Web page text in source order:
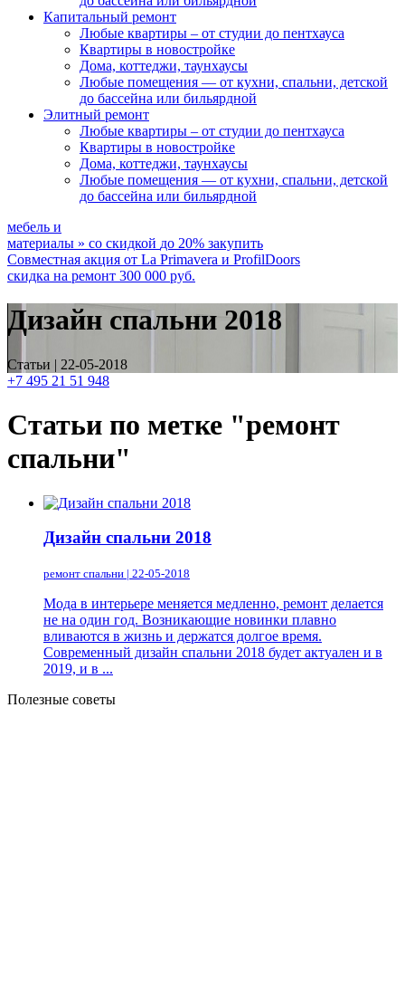
Капитальный ремонт
Любые квартиры – от студии до пентхауса
Квартиры в новостройке
Дома, коттеджи, таунхаусы
Любые помещения — от кухни, спальни, детской
до бассейна или бильярдной
Элитный ремонт
Любые квартиры – от студии до пентхауса
Квартиры в новостройке
Дома, коттеджи, таунхаусы
Любые помещения — от кухни, спальни, детской
до бассейна или бильярдной
мебель и
материалы » со скидкой до 20% закупить
Совместная акция от La Primavera и ProfilDoors
скидка на ремонт 300 000 руб.
Дизайн спальни 2018
Статьи | 22-05-2018
+7 495 21 51 948
Статьи по метке "ремонт
спальни"
Дизайн спальни 2018
ремонт спальни | 22-05-2018
Мода в интерьере меняется медленно, ремонт делается
не на один год. Возникающие новинки плавно
вливаются в жизнь и держатся долгое время.
Современный дизайн спальни 2018 будет актуален и в
2019, и в ...
Полезные советы